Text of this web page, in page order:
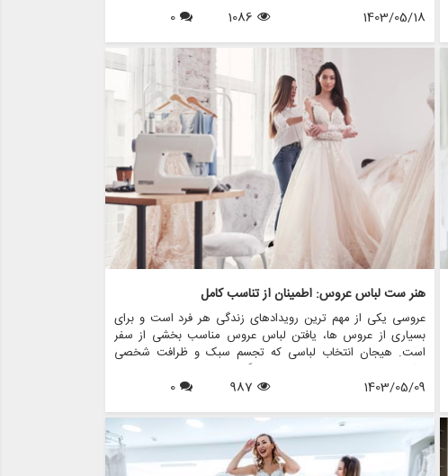
عروس می تواند بسیار سخت باشد، به خصوص با توجه به اینکه
لباس عروس به عنوان یک راه حل فزاینده محبوب و کاربردی برای
عروس های مدرن مطرح شده است. در این مقاله، مزایای متعدد
اجاره لباس عروس را بررسی می کنیم و نشان می دهیم که چگونه
می تواند هم مقرون به صرفه و هم راحت باشد. همچنین مزون
چرخچی را به شما معرفی خواهیم کرد، فروشگاهی که در زمینه
اجاره لباس عروس، فروش، طرح های سفارشی و کلیه اقلام مربوط
به عروس فعالیت می کند.
1403/05/18
1086
0
هنر ست لباس عروس: اطمینان از تناسب کامل
عروسی یکی از مهم ترین رویدادهای زندگی هر فرد است و برای
بسیاری از عروس ها، یافتن لباس عروس مناسب بخشی از سفر
است. هیجان انتخاب لباسی که تجسم سبک و ظرافت شخصی
باشد، اغلب تنها با پیش بینی روز بزرگ مطابقت دارد. با این حال،
یکی از جنبه های حیاتی که می تواند تجربه عروسی را ایجاد کند یا
تغییر پارچه نیست. این در مورد خلق شاهکاری است که زیبایی و
اعتماد به نفس عروس را در روز خاص خود افزایش می دهد.
1403/05/09
987
0